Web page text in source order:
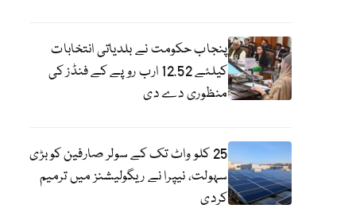
پنجاب حکومت نے بلدیاتی انتخابات
کیلئے 12.52 ارب روپے کے فنڈز کی
منظوری دے دی
25 کلو واٹ تک کے سولر صارفین کو بڑی
سہولت، نیپرا نے ریگولیشنز میں ترمیم
کردی